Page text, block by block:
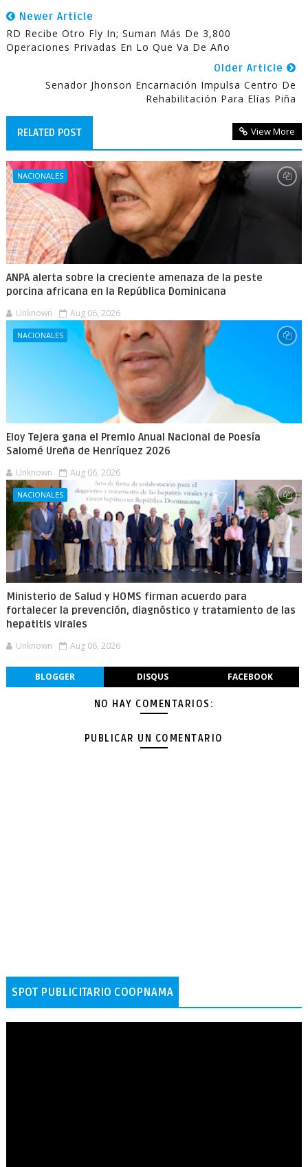
Newer Article
RD Recibe Otro Fly In; Suman Más De 3,800
Operaciones Privadas En Lo Que Va De Año
Older Article
Senador Jhonson Encarnación Impulsa Centro De
Rehabilitación Para Elías Piña
RELATED POST View More
NACIONALES
ANPA alerta sobre la creciente amenaza de la peste
porcina africana en la República Dominicana
Unknown Aug 06, 2026
NACIONALES
Eloy Tejera gana el Premio Anual Nacional de Poesía
Salomé Ureña de Henríquez 2026
Unknown Aug 06, 2026
NACIONALES
Ministerio de Salud y HOMS firman acuerdo para
fortalecer la prevención, diagnóstico y tratamiento de las
hepatitis virales
Unknown Aug 06, 2026
BLOGGER DISQUS FACEBOOK
NO HAY COMENTARIOS:
PUBLICAR UN COMENTARIO
SPOT PUBLICITARIO COOPNAMA